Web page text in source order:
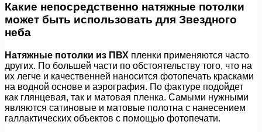
Какие непосредственно натяжные потолки
может быть использовать для Звездного
неба
Натяжные потолки из ПВХ пленки применяются часто
других. По большей части по обстоятельству того, что на
их легче и качественней наносится фотопечать красками
на водной основе и аэрография. По фактуре подойдет
как глянцевая, так и матовая пленка. Самыми нужными
являются сатиновые и матовые полотна с нанесением
галлактических объектов с помощью фотопечати.